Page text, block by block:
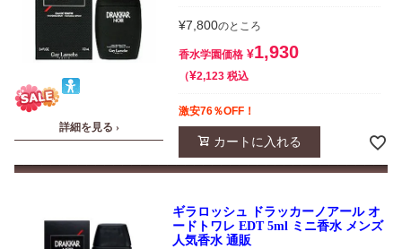
詳細を見る ›
¥7,800のところ
香水学園価格 ¥1,930
¥2,123 税込
激安76％OFF！
カートに入れる
ギラロッシュ ドラッカーノアール オ
ードトワレ EDT 5ml ミニ香水 メンズ
人気香水 通販